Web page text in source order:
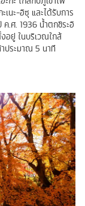
นะ-อิซุ และได้รับการ
.ศ. 1936 น้ำตกชิระอิ
อยู่ ในบริเวณใกล้
าประมาณ 5 นาที